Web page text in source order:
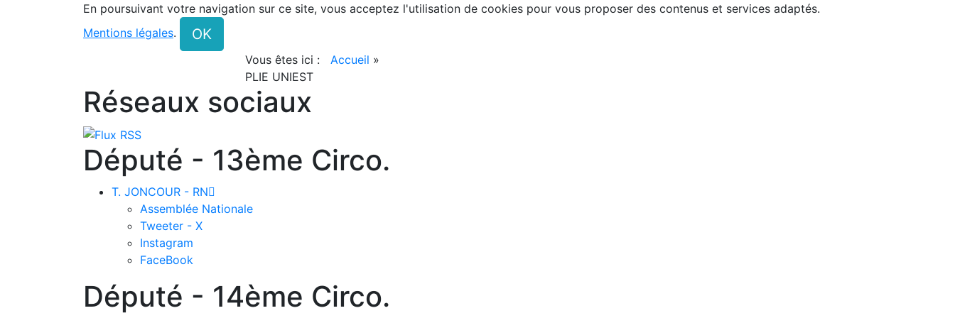
En poursuivant votre navigation sur ce site, vous acceptez l'utilisation de cookies pour vous proposer des contenus et services adaptés.
Mentions légales. OK
Vous êtes ici : Accueil »
PLIE UNIEST
Réseaux sociaux
Député - 13ème Circo.
T. JONCOUR - RN
Assemblée Nationale
Tweeter - X
Instagram
FaceBook
Député - 14ème Circo.